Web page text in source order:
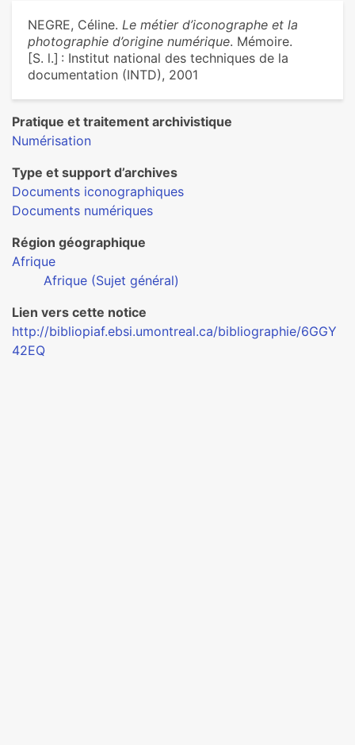
NEGRE, Céline. Le métier d’iconographe et la
photographie d’origine numérique. Mémoire.
[S. l.] : Institut national des techniques de la
documentation (INTD), 2001
Pratique et traitement archivistique
Numérisation
Type et support d’archives
Documents iconographiques
Documents numériques
Région géographique
Afrique
Afrique (Sujet général)
Lien vers cette notice
http://bibliopiaf.ebsi.umontreal.ca/bibliographie/6GGY
42EQ